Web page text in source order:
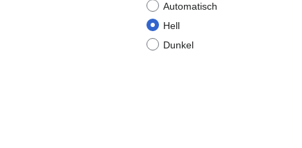
Automatisch
Hell
Dunkel